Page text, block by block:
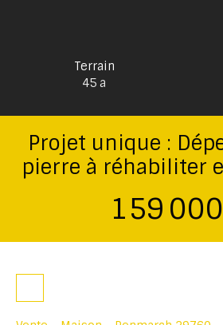
Terrain
45 a
Projet unique :
pierre à réhabiliter
159 000